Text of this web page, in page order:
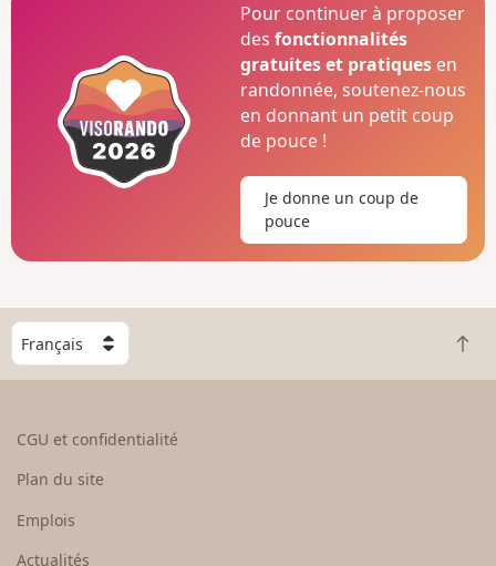
Pour continuer à proposer
desfonctionnalités
gratuites et pratiques en
randonnée, soutenez-nous
en donnant un petit coup
de pouce !
Je donne un coup de
pouce
C
h
o
e
R
e
CGU et confidentialité
Plan du site
Emplois
Actualités